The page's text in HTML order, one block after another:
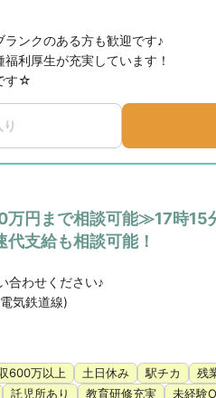
ンクのある方も歓迎です♪
利厚生が充実しています！
す☆
万円まで相談可能≫17時15
支給も相談可能！
合わせください♪
気鉄道線)
600万以上 土日休み 駅チカ 残
託児所あり 教育研修充実 未経験